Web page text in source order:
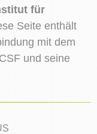
für
Seite enthält
mit dem
und seine